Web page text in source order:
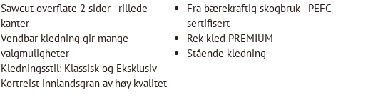
Sawcut overflate 2 sider - rillede
kanter
Vendbar kledning gir mange
valgmuligheter
Kledningsstil: Klassisk og Eksklusiv
Kortreist innlandsgran av høy kvalitet
Fra bærekraftig skogbruk - PEFC
sertifisert
Rek kled PREMIUM
Stående kledning